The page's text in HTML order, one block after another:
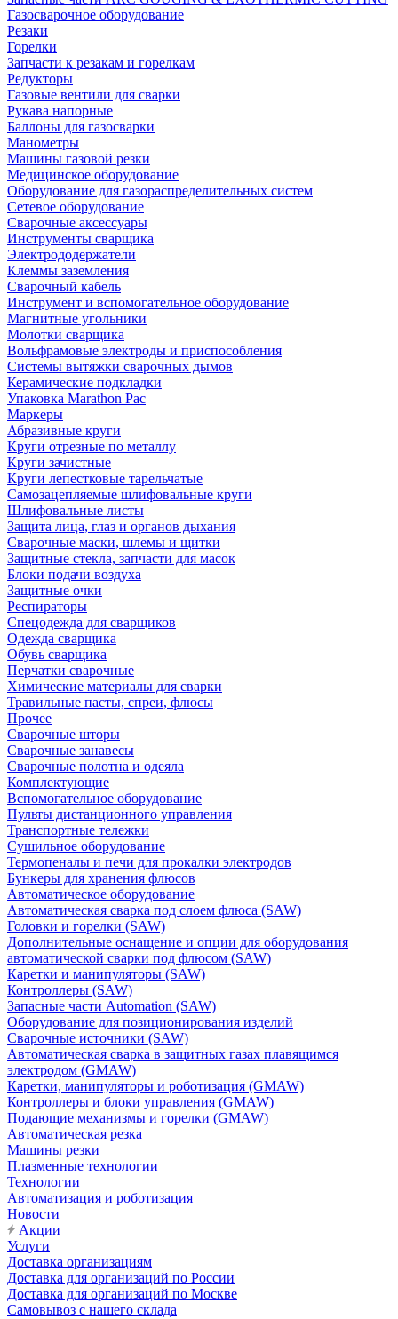
Газосварочное оборудование
Резаки
Горелки
Запчасти к резакам и горелкам
Редукторы
Газовые вентили для сварки
Рукава напорные
Баллоны для газосварки
Манометры
Машины газовой резки
Медицинское оборудование
Оборудование для газораспределительных систем
Сетевое оборудование
Сварочные аксессуары
Инструменты сварщика
Электрододержатели
Клеммы заземления
Сварочный кабель
Инструмент и вспомогательное оборудование
Магнитные угольники
Молотки сварщика
Вольфрамовые электроды и приспособления
Системы вытяжки сварочных дымов
Керамические подкладки
Упаковка Marathon Pac
Маркеры
Абразивные круги
Круги отрезные по металлу
Круги зачистные
Круги лепестковые тарельчатые
Самозацепляемые шлифовальные круги
Шлифовальные листы
Защита лица, глаз и органов дыхания
Сварочные маски, шлемы и щитки
Защитные стекла, запчасти для масок
Блоки подачи воздуха
Защитные очки
Респираторы
Спецодежда для сварщиков
Одежда сварщика
Обувь сварщика
Перчатки сварочные
Химические материалы для сварки
Травильные пасты, спреи, флюсы
Прочее
Сварочные шторы
Сварочные занавесы
Сварочные полотна и одеяла
Комплектующие
Вспомогательное оборудование
Пульты дистанционного управления
Транспортные тележки
Сушильное оборудование
Термопеналы и печи для прокалки электродов
Бункеры для хранения флюсов
Автоматическое оборудование
Автоматическая сварка под слоем флюса (SAW)
Головки и горелки (SAW)
Дополнительные оснащение и опции для оборудования
автоматической сварки под флюсом (SAW)
Каретки и манипуляторы (SAW)
Контроллеры (SAW)
Запасные части Automation (SAW)
Оборудование для позиционирования изделий
Сварочные источники (SAW)
Автоматическая сварка в защитных газах плавящимся
электродом (GMAW)
Каретки, манипуляторы и роботизация (GMAW)
Контроллеры и блоки управления (GMAW)
Подающие механизмы и горелки (GMAW)
Автоматическая резка
Машины резки
Плазменные технологии
Технологии
Автоматизация и роботизация
Новости
Акции
Услуги
Доставка организациям
Доставка для организаций по России
Доставка для организаций по Москве
Самовывоз с нашего склада